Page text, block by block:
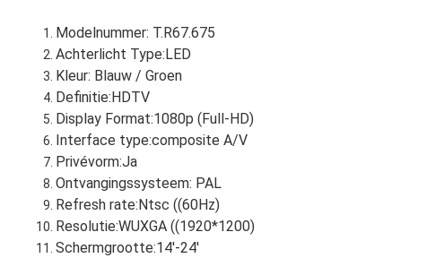
Modelnummer: T.R67.675
Achterlicht Type:LED
Kleur: Blauw / Groen
Definitie:HDTV
Display Format:1080p (Full-HD)
Interface type:composite A/V
Privévorm:Ja
Ontvangingssysteem: PAL
Refresh rate:Ntsc ((60Hz)
Resolutie:WUXGA ((1920*1200)
Schermgrootte:14'-24'